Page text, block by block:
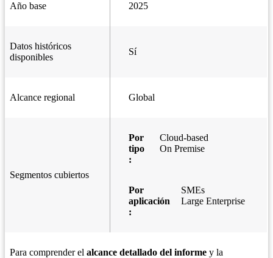
Año base 2025
Datos históricos
disponibles
Sí
Alcance regional Global
Segmentos cubiertos
Por
tipo
:
Cloud-based
On Premise
Por
aplicación
:
SMEs
Large Enterprise
Para comprender el alcance detallado del informe y la